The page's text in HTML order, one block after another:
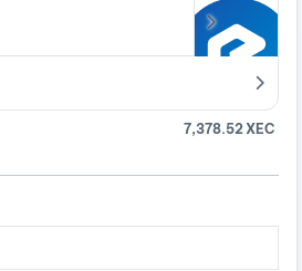
7,378.52 XEC